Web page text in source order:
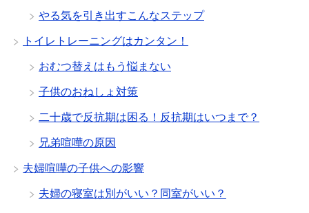
やる気を引き出すこんなステップ
トイレトレーニングはカンタン！
おむつ替えはもう悩まない
子供のおねしょ対策
二十歳で反抗期は困る！反抗期はいつまで？
兄弟喧嘩の原因
夫婦喧嘩の子供への影響
夫婦の寝室は別がいい？同室がいい？